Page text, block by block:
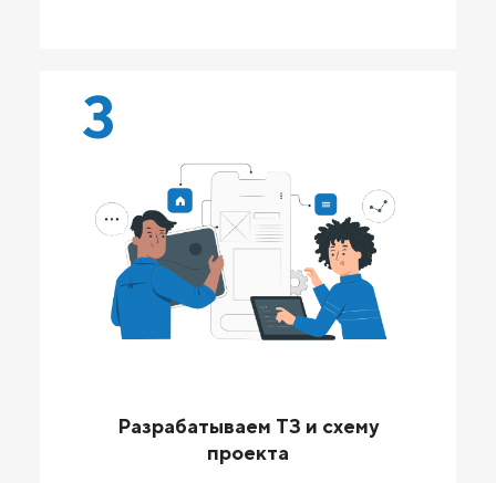
3
Разрабатываем ТЗ и схему
проекта